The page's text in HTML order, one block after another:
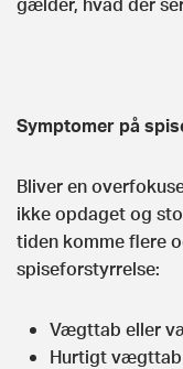
Symptomer på
Bliver en
ikke opdaget og
tiden komme flere
spiseforstyrrelse:
Vægttab eller
Hurtigt